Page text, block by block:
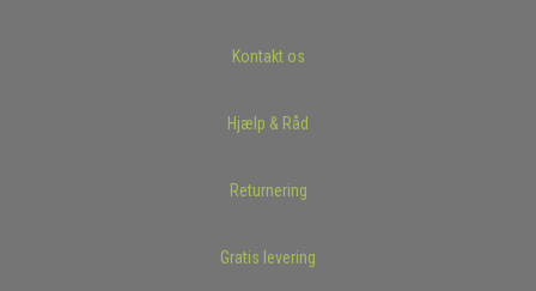
Kontakt os
Hjælp & Råd
Returnering
Gratis levering